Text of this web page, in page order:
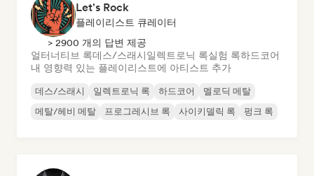
Let's Rock
플레이리스트 큐레이터
> 2900 개의 답변 제공
얼터너티브 록데스/스래시일렉트로닉 록실험 록하드코어
내 영향력 있는 플레이리스트에 아티스트 추가
데스/스래시 일렉트로닉 록 하드코어
멜로딕 메탈
메탈/헤비 메탈
프로그레시브 록 사이키델릭 록 펑크 록